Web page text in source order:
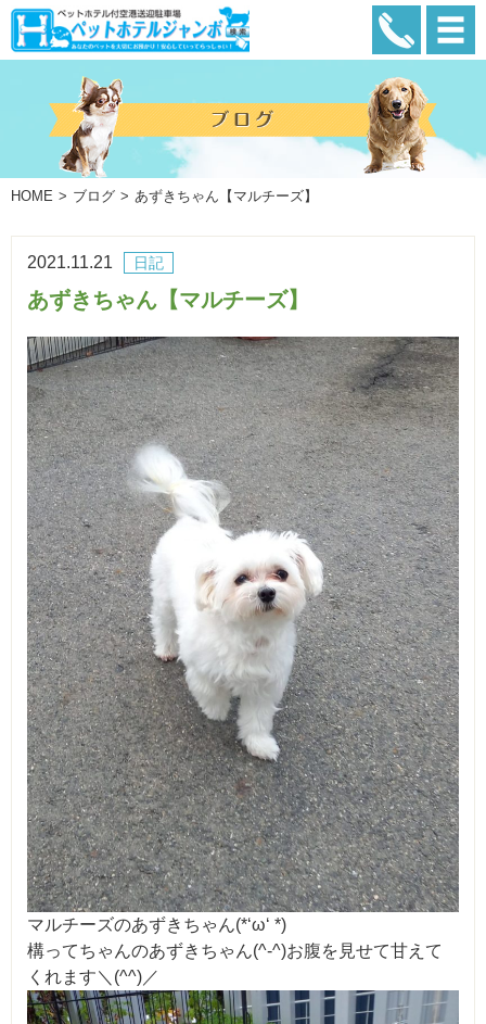
HOME ブログ あずきちゃん【マルチーズ】
日記
2021.11.21
あずきちゃん【マルチーズ】
マルチーズのあずきちゃん(*‘ω‘ *)
構ってちゃんのあずきちゃん(^-^)お腹を見せて甘えて
くれます＼(^^)／